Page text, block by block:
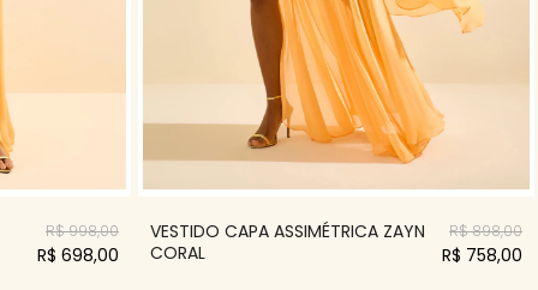
R$ 998,00
R$ 698,00
VESTIDO CAPA ASSIMÉTRICA ZAYN
CORAL
R$ 898,00
R$ 758,00